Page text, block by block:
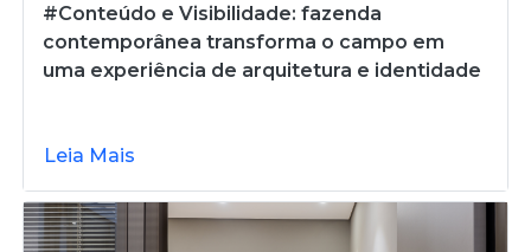
#Conteúdo e Visibilidade: fazenda
contemporânea transforma o campo em
uma experiência de arquitetura e identidade
Leia Mais